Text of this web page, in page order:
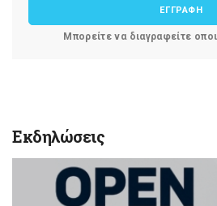
ΕΓΓΡΑΦΗ
Μπορείτε να διαγραφείτε
Εκδηλώσεις